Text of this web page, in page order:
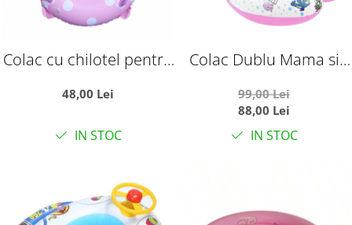
Colac cu chilotel pentru
48,00 Lei
IN STOC
Colac Dublu Mama si
detasabil, roz
99,00 Lei
88,00 Lei
IN STOC